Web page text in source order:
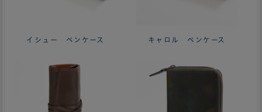
イシュー ペンケース キャロル ペンケース